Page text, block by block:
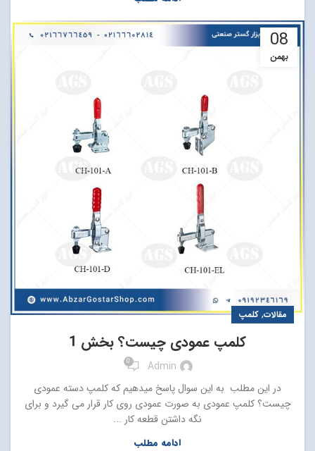
08
بهمن
مقالات, کلمپ
کلمپ عمودی چیست؟ بخش 1
Admin
0
در این مطلب به این سوال پاسخ میدهیم که کلمپ دسته عمودی
چیست؟ کلمپ عمودی به صورت عمودی روی کار قرار می گیرد و برای
نگه داشتن قطعه کار ...
ادامه مطلب